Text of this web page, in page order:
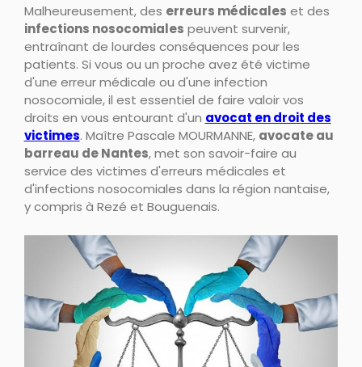
Malheureusement, des erreurs médicales et des
infections nosocomiales peuvent survenir,
entraînant de lourdes conséquences pour les
patients. Si vous ou un proche avez été victime
d'une erreur médicale ou d'une infection
nosocomiale, il est essentiel de faire valoir vos
droits en vous entourant d'un avocat en droit des
victimes. Maître Pascale MOURMANNE, avocate au
barreau de Nantes, met son savoir-faire au
service des victimes d'erreurs médicales et
d'infections nosocomiales dans la région nantaise,
y compris à Rezé et Bouguenais.